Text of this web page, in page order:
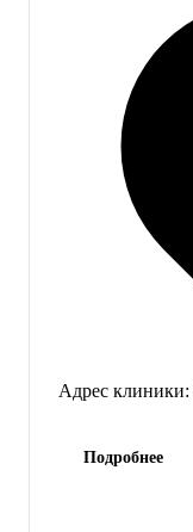
Адрес клиники:
Подробнее